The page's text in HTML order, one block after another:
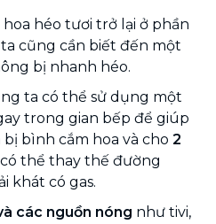
héo tươi trở lại ở phần
cũng cần biết đến một
bị nhanh héo.
ta có thể sử dụng một
trong gian bếp để giúp
bình cắm hoa và cho 2
có thể thay thế đường
khát có gas.
các nguồn nóng như tivi,